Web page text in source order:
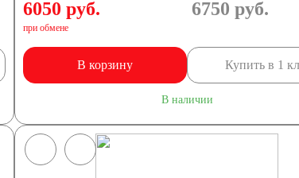
6050 руб.
при обмене
6750 руб.
В корзину Купить в 1
В наличии